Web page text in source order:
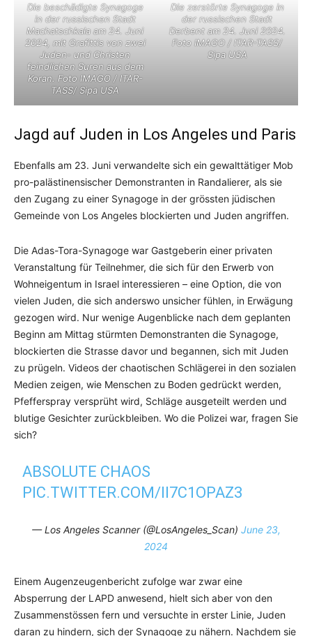
Die beschädigte Synagoge
in der russischen Stadt
Machatschkala am 24. Juni
2024, mit Grafittis von zwei
Juden- und Christen
feindlichen Suren aus dem
Koran. Foto IMAGO / ITAR-
TASS/ Sipa USA
Die zerstörte Synagoge in
der russischen Stadt
Derbent am 24. Juni 2024.
Foto IMAGO / ITAR-TASS/
Sipa USA
Jagd auf Juden in Los Angeles und Paris
Ebenfalls am 23. Juni verwandelte sich ein gewalttätiger Mob
pro-palästinensischer Demonstranten in Randalierer, als sie
den Zugang zu einer Synagoge in der grössten jüdischen
Gemeinde von Los Angeles blockierten und Juden angriffen.
Die Adas-Tora-Synagoge war Gastgeberin einer privaten
Veranstaltung für Teilnehmer, die sich für den Erwerb von
Wohneigentum in Israel interessieren – eine Option, die von
vielen Juden, die sich anderswo unsicher fühlen, in Erwägung
gezogen wird. Nur wenige Augenblicke nach dem geplanten
Beginn am Mittag stürmten Demonstranten die Synagoge,
blockierten die Strasse davor und begannen, sich mit Juden
zu prügeln. Videos der chaotischen Schlägerei in den sozialen
Medien zeigen, wie Menschen zu Boden gedrückt werden,
Pfefferspray versprüht wird, Schläge ausgeteilt werden und
blutige Gesichter zurückbleiben. Wo die Polizei war, fragen Sie
sich?
ABSOLUTE CHAOS
PIC.TWITTER.COM/II7C1OPAZ3
— Los Angeles Scanner (@LosAngeles_Scan) June 23,
2024
Einem Augenzeugenbericht zufolge war zwar eine
Absperrung der LAPD anwesend, hielt sich aber von den
Zusammenstössen fern und versuchte in erster Linie, Juden
daran zu hindern, sich der Synagoge zu nähern. Nachdem sie